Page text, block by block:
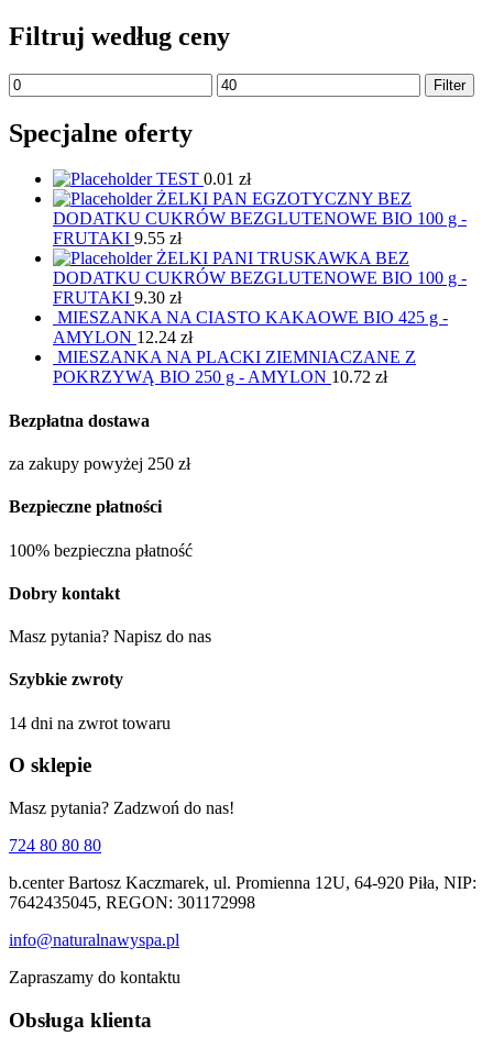
Filtruj według ceny
Filter
Specjalne oferty
TEST 0.01 zł
ŻELKI PAN EGZOTYCZNY BEZ
DODATKU CUKRÓW BEZGLUTENOWE BIO 100 g -
FRUTAKI 9.55 zł
ŻELKI PANI TRUSKAWKA BEZ
DODATKU CUKRÓW BEZGLUTENOWE BIO 100 g -
FRUTAKI 9.30 zł
MIESZANKA NA CIASTO KAKAOWE BIO 425 g -
AMYLON 12.24 zł
MIESZANKA NA PLACKI ZIEMNIACZANE Z
POKRZYWĄ BIO 250 g - AMYLON 10.72 zł
Bezpłatna dostawa
za zakupy powyżej 250 zł
Bezpieczne płatności
100% bezpieczna płatność
Dobry kontakt
Masz pytania? Napisz do nas
Szybkie zwroty
14 dni na zwrot towaru
O sklepie
Masz pytania? Zadzwoń do nas!
724 80 80 80
b.center Bartosz Kaczmarek, ul. Promienna 12U, 64-920 Piła, NIP:
7642435045, REGON: 301172998
info@naturalnawyspa.pl
Zapraszamy do kontaktu
Obsługa klienta